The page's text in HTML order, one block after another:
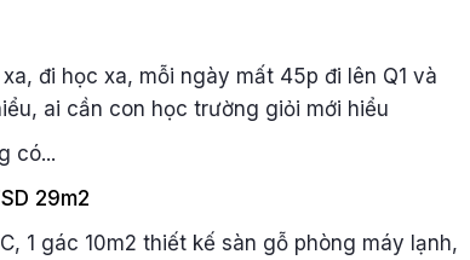
đi học xa, mỗi ngày mất 45p đi lên Q1 và
ai cần con học trường giỏi mới hiểu
có...
29m2
1 gác 10m2 thiết kế sàn gỗ phòng máy lạnh,